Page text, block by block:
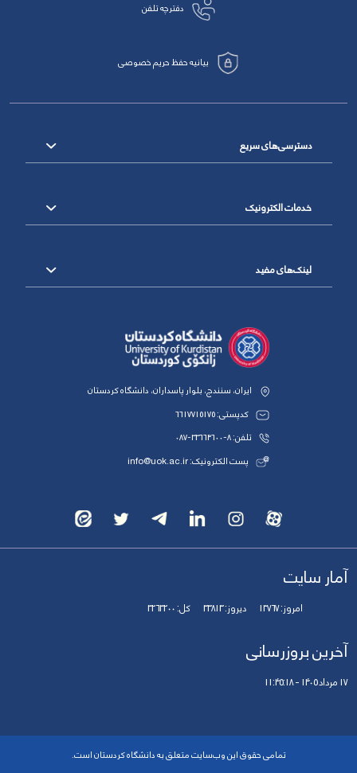
دفترچه تلفن
بیانیه حفظ حریم خصوصی
دسترسی‌های سریع
خدمات الکترونیک
لینک‌های مفید
ایران، سنندج، بلوار پاسداران، دانشگاه کردستان
کدپستی: 6617715175
تلفن: 8-33664600-087
پست الکترونیک: info@uok.ac.ir
آمار سایت
امروز:13767 دیروز:33813 کل:3263200
آخرین بروزرسانی
17 مرداد 1405 - 11:45:18
تمامی حقوق این وب‌سایت متعلق به دانشگاه کردستان است.